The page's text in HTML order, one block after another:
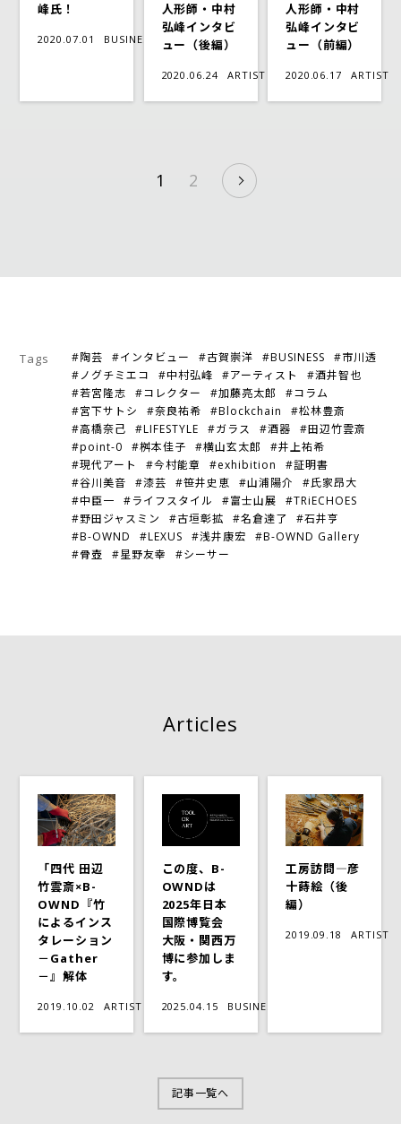
峰氏！
2020.07.01 BUSINESS
人形師・中村
弘峰インタビ
ュー（後編）
2020.06.24 ARTIST
人形師・中村
弘峰インタビ
ュー（前編）
2020.06.17 ARTIST
1 2
Tags #陶芸 #インタビュー #古賀崇洋 #BUSINESS
#市川透
#ノグチミエコ
#中村弘峰 #アーティスト
#酒井智也
#若宮隆志
#コレクター #加藤亮太郎
#コラム
#宮下サトシ
#奈良祐希 #Blockchain
#松林豊斎
#高橋奈己
#LIFESTYLE #ガラス #酒器
#田辺竹雲斎
#point-0
#桝本佳子 #横山玄太郎
#井上祐希
#現代アート
#今村能章 #exhibition
#証明書
#谷川美音
#漆芸 #笹井史恵 #山浦陽介
#氏家昂大
#中臣一
#ライフスタイル #富士山展
#TRiECHOES
#野田ジャスミン
#古垣彰拡 #名倉達了
#石井亨
#B-OWND
#LEXUS #浅井康宏
#B-OWND Gallery
#骨壺
#星野友幸 #シーサー
Articles
「四代 田辺
竹雲斎×B-
OWND『竹
によるインス
タレーション
－Gather
－』解体
2019.10.02 ARTIST
この度、B-
OWNDは
2025年日本
国際博覧会
大阪・関西万
博に参加しま
す。
2025.04.15 BUSINESS
工房訪問―彦
十蒔絵（後
編）
2019.09.18 ARTIST
記事一覧へ